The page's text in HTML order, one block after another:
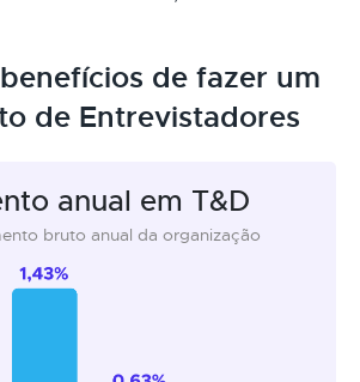
de fazer um
de Entrevistadores
anual em T&D
bruto anual da organização